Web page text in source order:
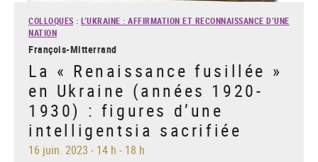
COLLOQUES : L’UKRAINE : AFFIRMATION ET RECONNAISSANCE D’UNE
NATION
François-Mitterrand
La « Renaissance fusillée »
en Ukraine (années 1920-
1930) : figures d’une
intelligentsia sacrifiée
16 juin. 2023 - 14 h - 18 h